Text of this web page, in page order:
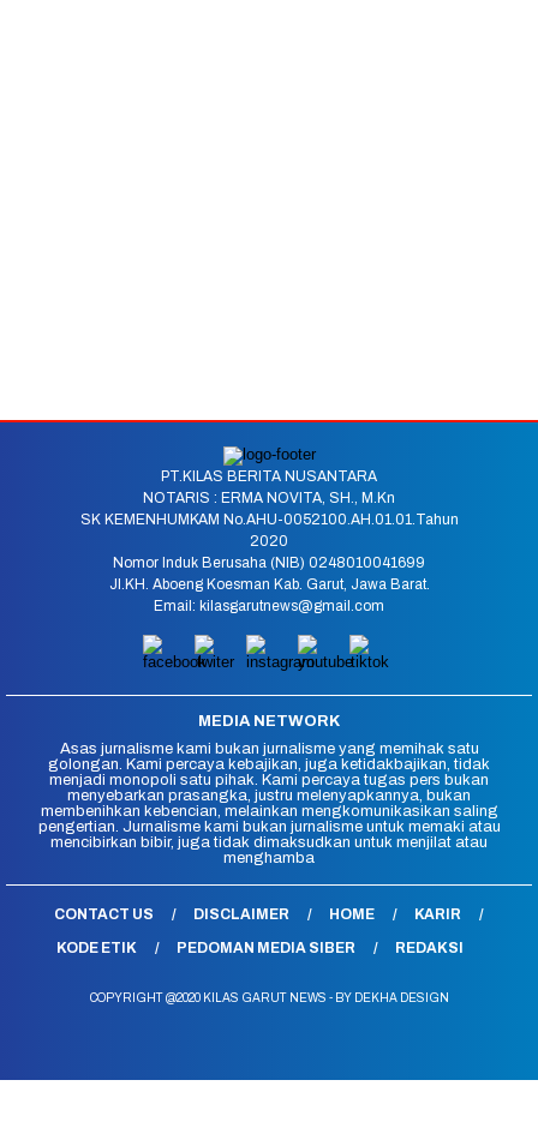
PT.KILAS BERITA NUSANTARA
NOTARIS : ERMA NOVITA, SH., M.Kn
SK KEMENHUMKAM No.AHU-0052100.AH.01.01.Tahun
2020
Nomor Induk Berusaha (NIB) 0248010041699
Jl.KH. Aboeng Koesman Kab. Garut, Jawa Barat.
Email: kilasgarutnews@gmail.com
MEDIA NETWORK
Asas jurnalisme kami bukan jurnalisme yang memihak satu
golongan. Kami percaya kebajikan, juga ketidakbajikan, tidak
menjadi monopoli satu pihak. Kami percaya tugas pers bukan
menyebarkan prasangka, justru melenyapkannya, bukan
membenihkan kebencian, melainkan mengkomunikasikan saling
pengertian. Jurnalisme kami bukan jurnalisme untuk memaki atau
mencibirkan bibir, juga tidak dimaksudkan untuk menjilat atau
menghamba
CONTACT US DISCLAIMER HOME
KARIR
KODE ETIK
PEDOMAN MEDIA SIBER REDAKSI
COPYRIGHT @2020 KILAS GARUT NEWS - BY DEKHA DESIGN